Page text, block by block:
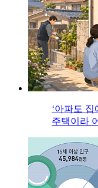
‘아파도
주택이라